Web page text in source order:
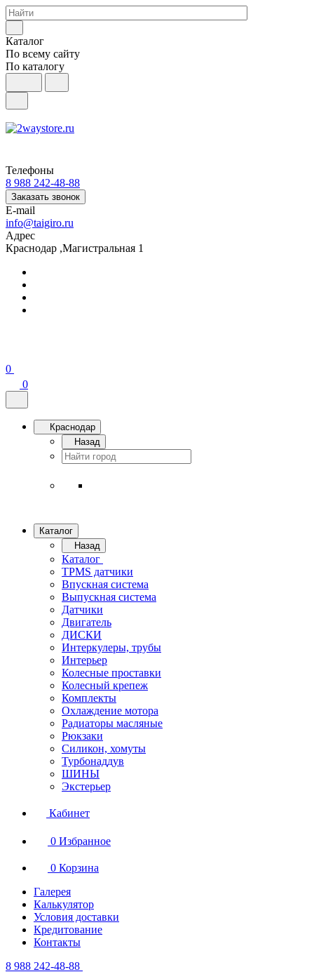
Каталог
По всему сайту
По каталогу
Телефоны
8 988 242-48-88
Заказать звонок
E-mail
info@taigiro.ru
Адрес
Краснодар ,Магистральная 1
0
0
Краснодар
Назад
Каталог
Назад
Каталог
TPMS датчики
Впускная система
Выпускная система
Датчики
Двигатель
ДИСКИ
Интеркулеры, трубы
Интерьер
Колесные проставки
Колесный крепеж
Комплекты
Охлаждение мотора
Радиаторы масляные
Рюкзаки
Силикон, хомуты
Турбонаддув
ШИНЫ
Экстерьер
Кабинет
0 Избранное
0 Корзина
Галерея
Калькулятор
Условия доставки
Кредитование
Контакты
8 988 242-48-88